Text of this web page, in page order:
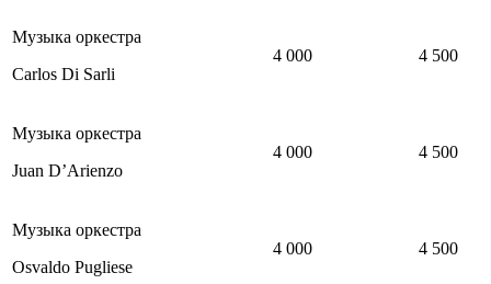
Музыка оркестра
Carlos Di Sarli
4 000 4 500
Музыка оркестра
Juan D’Arienzo
4 000 4 500
Музыка оркестра
Osvaldo Pugliese
4 000 4 500